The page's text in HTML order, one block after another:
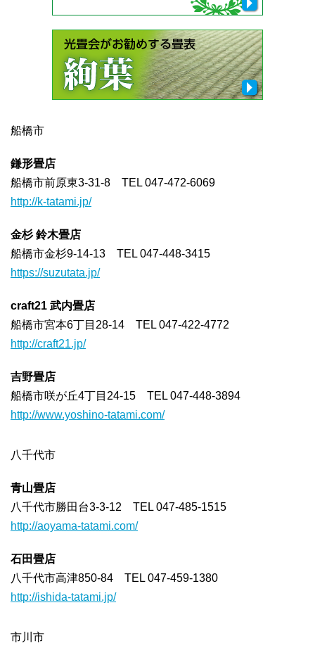
船橋市
鎌形畳店
船橋市前原東3-31-8 TEL 047-472-6069
http://k-tatami.jp/
金杉 鈴木畳店
船橋市金杉9-14-13 TEL 047-448-3415
https://suzutata.jp/
craft21 武内畳店
船橋市宮本6丁目28-14 TEL 047-422-4772
http://craft21.jp/
吉野畳店
船橋市咲が丘4丁目24-15 TEL 047-448-3894
http://www.yoshino-tatami.com/
八千代市
青山畳店
八千代市勝田台3-3-12 TEL 047-485-1515
http://aoyama-tatami.com/
石田畳店
八千代市高津850-84 TEL 047-459-1380
http://ishida-tatami.jp/
市川市